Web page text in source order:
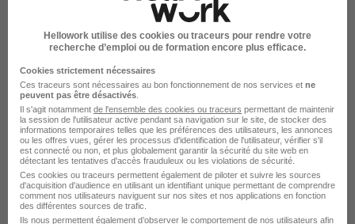
Bac+3 Paie et Audit Social - Alternance -
Gestionnaire de Paie H/F
IGEFI Paris
Cergy - 95 Alternance Temps partiel
Cette offre n’est plus disponible depuis le 15/06/26
Hellowork utilise des cookies ou traceurs pour rendre votre
recherche d’emploi ou de formation encore plus efficace.
Cookies strictement nécessaires
Ces traceurs sont nécessaires au bon fonctionnement de nos services et ne
peuvent pas être désactivés
Il s'agit notamment de l'ensemble des cookies ou traceurs permettant de maintenir
la session de l'utilisateur active pendant sa navigation sur le site, de stocker des
informations temporaires telles que les préférences des utilisateurs, les annonces
ou les offres vues, gérer les processus d'identification de l'utilisateur, vérifier s'il
est connecté ou non, et plus globalement garantir la sécurité du site web en
détectant les tentatives d'accès frauduleux ou les violations de sécurité.
Ces cookies ou traceurs permettent également de piloter et suivre les sources
d'acquisition d'audience en utilisant un identifiant unique permettant de comprendre
comment nos utilisateurs naviguent sur nos sites et nos applications en fonction
des différentes sources de trafic.
Ils nous permettent également d’observer le comportement de nos utilisateurs afin